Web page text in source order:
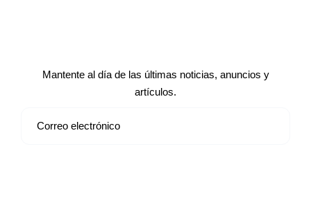
Mantente al día de las últimas noticias, anuncios y
artículos.